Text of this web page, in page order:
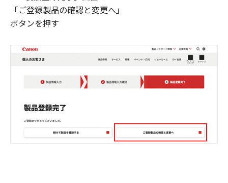
「ご登録製品の確認と変更へ」
ボタンを押す